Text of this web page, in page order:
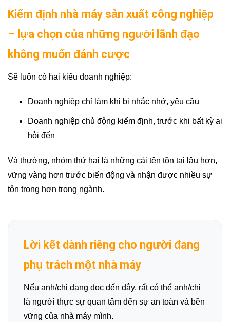
Kiểm định nhà máy sản xuất công nghiệp
– lựa chọn của những người lãnh đạo
không muốn đánh cược
Sẽ luôn có hai kiểu doanh nghiệp:
Doanh nghiệp chỉ làm khi bị nhắc nhở, yêu cầu
Doanh nghiệp chủ động kiểm định, trước khi bất kỳ ai
hỏi đến
Và thường, nhóm thứ hai là những cái tên tồn tại lâu hơn,
vững vàng hơn trước biến động và nhận được nhiều sự
tôn trọng hơn trong ngành.
Lời kết dành riêng cho người đang
phụ trách một nhà máy
Nếu anh/chị đang đọc đến đây, rất có thể anh/chị
là người thực sự quan tâm đến sự an toàn và bền
vững của nhà máy mình.